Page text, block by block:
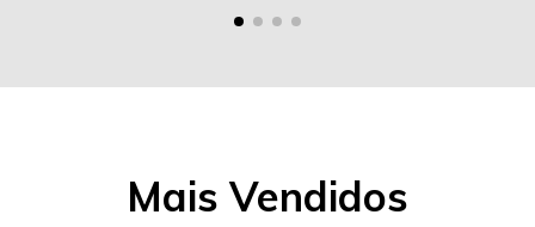
Mais Vendidos